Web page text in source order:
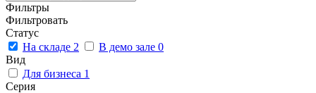
Фильтры
Фильтровать
Статус
На складе 2 В демо зале 0
Вид
Для бизнеса 1
Серия